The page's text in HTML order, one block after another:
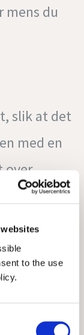
to the use
mens du
slik at det
med en
over
at det
Dette
du
den
vil